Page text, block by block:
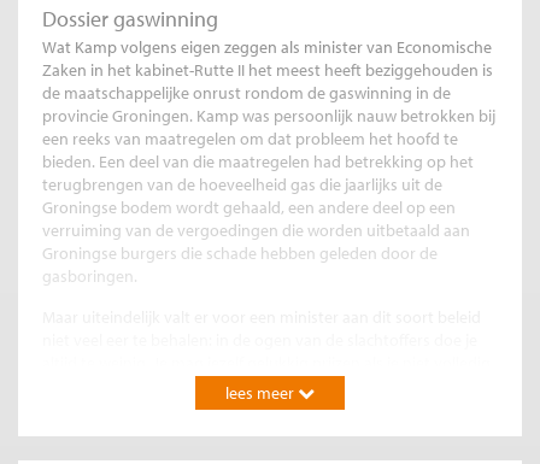
Dossier gaswinning
Wat Kamp volgens eigen zeggen als minister van Economische
Zaken in het kabinet-Rutte II het meest heeft beziggehouden is
de maatschappelijke onrust rondom de gaswinning in de
provincie Groningen. Kamp was persoonlijk nauw betrokken bij
een reeks van maatregelen om dat probleem het hoofd te
bieden. Een deel van die maatregelen had betrekking op het
terugbrengen van de hoeveelheid gas die jaarlijks uit de
Groningse bodem wordt gehaald, een andere deel op een
verruiming van de vergoedingen die worden uitbetaald aan
Groningse burgers die schade hebben geleden door de
gasboringen.
onderuit gaat, als je erin slaagt burgers en bestuurders stapje
voor stapje mee te krijgen met nieuwe initiatieven, en als je de
lees meer